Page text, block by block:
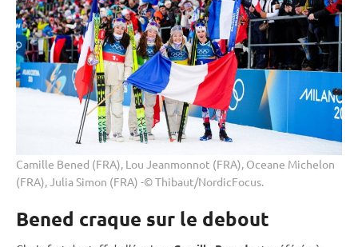
Camille Bened (FRA), Lou Jeanmonnot (FRA), Oceane Michelon
(FRA), Julia Simon (FRA) -© Thibaut/NordicFocus.
Bened craque sur le debout